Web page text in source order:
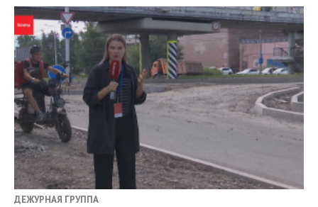
ДЕЖУРНАЯ ГРУППА